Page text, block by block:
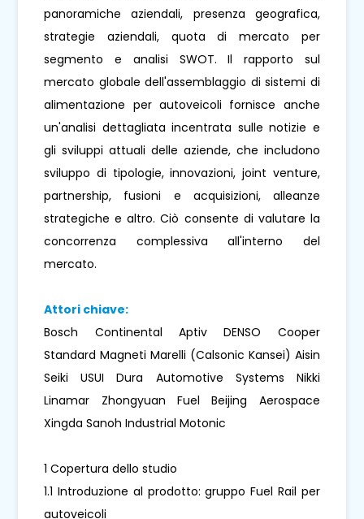
panoramiche aziendali, presenza geografica,
strategie aziendali, quota di mercato per
segmento e analisi SWOT. Il rapporto sul
mercato globale dell'assemblaggio di sistemi di
alimentazione per autoveicoli fornisce anche
un'analisi dettagliata incentrata sulle notizie e
gli sviluppi attuali delle aziende, che includono
sviluppo di tipologie, innovazioni, joint venture,
partnership, fusioni e acquisizioni, alleanze
strategiche e altro. Ciò consente di valutare la
concorrenza complessiva all'interno del
mercato.
Attori chiave:
Bosch Continental Aptiv DENSO Cooper
Standard Magneti Marelli (Calsonic Kansei) Aisin
Seiki USUI Dura Automotive Systems Nikki
Linamar Zhongyuan Fuel Beijing Aerospace
Xingda Sanoh Industrial Motonic
1 Copertura dello studio
1.1 Introduzione al prodotto: gruppo Fuel Rail per
autoveicoli